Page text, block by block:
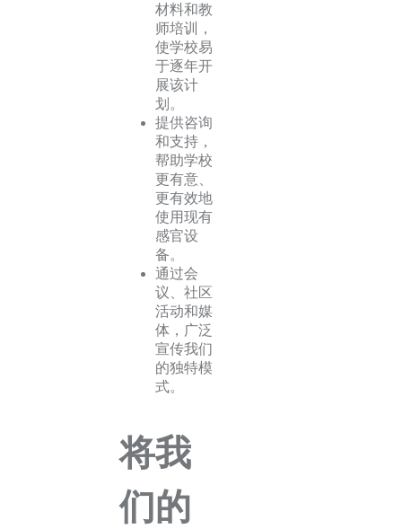
材料和教
师培训，
使学校易
于逐年开
展该计
划。
提供咨询
和支持，
帮助学校
更有意、
更有效地
使用现有
感官设
备。
通过会
议、社区
活动和媒
体，广泛
宣传我们
的独特模
式。
将我
们的